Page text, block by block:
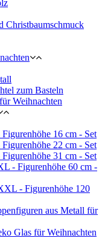
Christbaumschmuck
zum Basteln
Weihnachten
16 cm - Set
22 cm - Set
31 cm - Set
- Figurenhöhe 60 cm -
- Figurenhöhe 120
aus Metall für
Glas für Weihnachten